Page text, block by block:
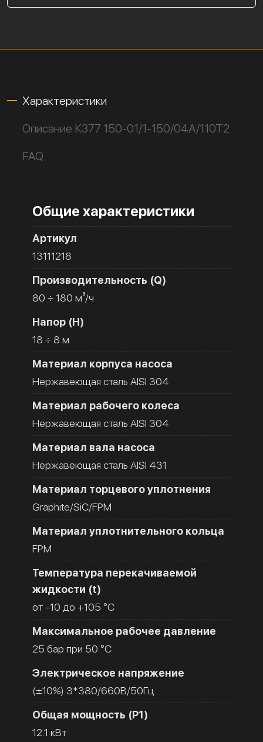
Характеристики
Описание К377 150-01/1-150/04А/110Т2
FAQ
Общие характеристики
Артикул
13111218
Производительность (Q)
80 ÷ 180 м³/ч
Напор (H)
18 ÷ 8 м
Материал корпуса насоса
Нержавеющая сталь AISI 304
Материал рабочего колеса
Нержавеющая сталь AISI 304
Материал вала насоса
Нержавеющая сталь AISI 431
Материал торцевого уплотнения
Graphite/SiC/FPM
Материал уплотнительного кольца
FPM
Температура перекачиваемой
жидкости (t)
от -10 до +105 °C
Максимальное рабочее давление
25 бар при 50 °C
Электрическое напряжение
(±10%) 3*380/660В/50Гц
Общая мощность (Р1)
12.1 кВт